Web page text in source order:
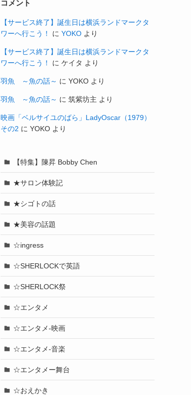
コメント
【サービス終了】誕生日は横浜ランドマークタ
ワーへ行こう！
に YOKO より
【サービス終了】誕生日は横浜ランドマークタ
ワーへ行こう！
に ケイタ より
羽魚 ～魚の話～ に YOKO より
羽魚 ～魚の話～ に 筑紫坊主 より
映画「ベルサイユのばら」LadyOscar（1979）
その2 に YOKO より
【特集】陳昇 Bobby Chen
★サロン体験記
★シゴトの話
★美容の話題
☆ingress
☆SHERLOCKで英語
☆SHERLOCK祭
☆エンタメ
☆エンタメ-映画
☆エンタメ-音楽
☆エンタメー舞台
☆おえかき